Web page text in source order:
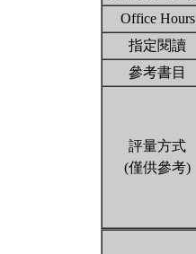
Office Hours
指定閱讀
參考書目
評量方式
(僅供參考)